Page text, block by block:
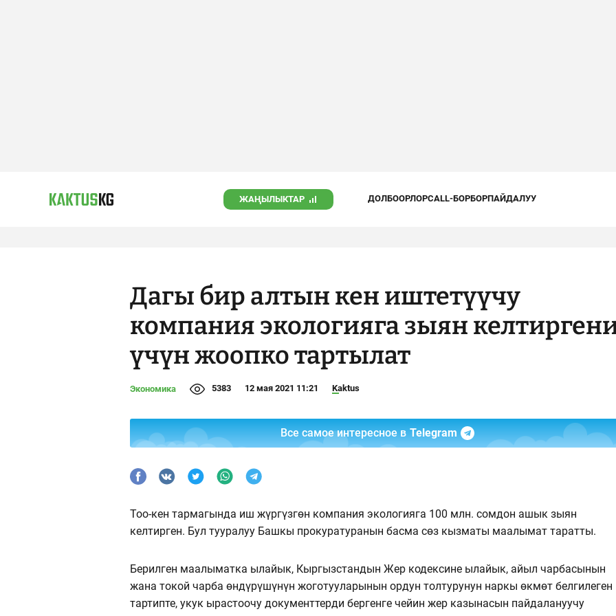
ЖАҢЫЛЫКТАР ДОЛБООРЛОРCALL-БОРБОРПАЙДАЛУУ
Дагы бир алтын кен иштетүүчу
компания экологияга зыян
үчүн жоопко тартылат
Экономика 5383 12 мая 2021 11:21 Kaktus
Все самое интересное в Telegram
Тоо-кен тармагында иш жүргүзгөн компания экологияга 100 млн. сомдон ашык зыян
келтирген. Бул тууралуу Башкы прокуратуранын басма сөз кызматы маалымат таратты.
Берилген маалыматка ылайык, Кыргызстандын Жер кодексине ылайык, айыл чарбасынын
жана токой чарба ѳндүрүшүнүн жоготууларынын ордун толтурунун наркы өкмѳт белгилеген
тартипте, укук ырастоочу документтерди бергенге чейин жер казынасын пайдалануучу